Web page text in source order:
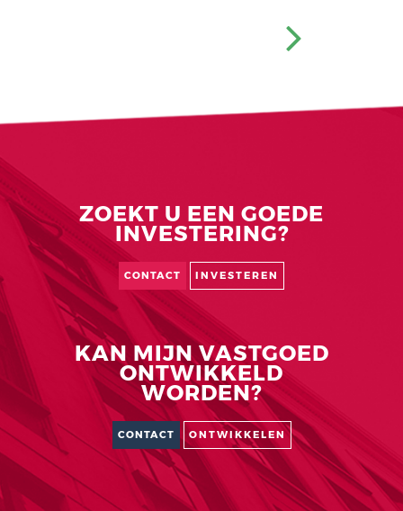
ZOEKT U EEN GOEDE
INVESTERING?
CONTACT INVESTEREN
KAN MIJN VASTGOED
ONTWIKKELD
WORDEN?
CONTACT ONTWIKKELEN